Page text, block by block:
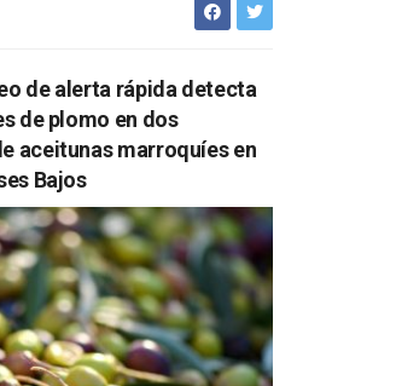
de alerta rápida detecta
de plomo en dos
aceitunas marroquíes en
Bajos